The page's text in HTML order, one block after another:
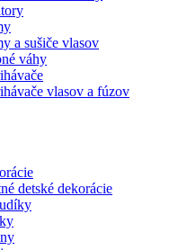
a sušiče vlasov
váhy
vlasov a fúzov
detské dekorácie